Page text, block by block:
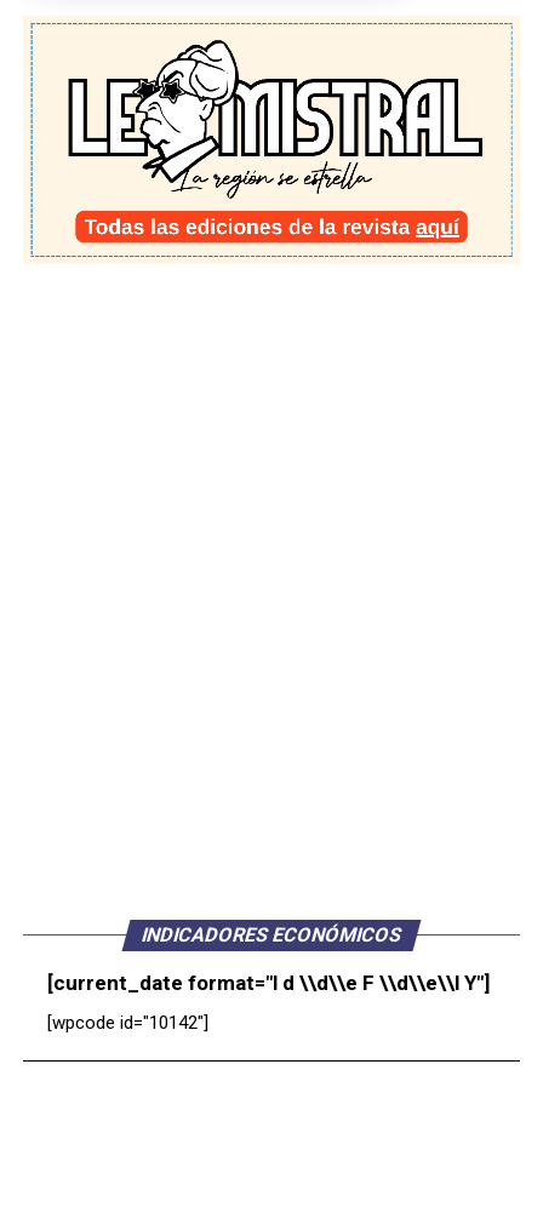
INDICADORES ECONÓMICOS
[current_date format="l d \\d\\e F \\d\\e\\l Y"]
[wpcode id="10142"]